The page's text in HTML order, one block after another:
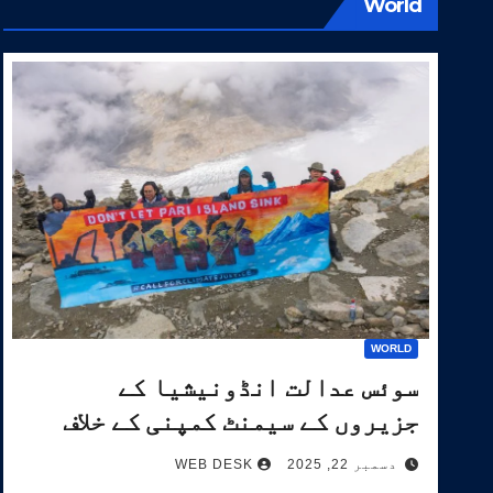
World
WORLD
سوئس عدالت انڈونیشیا کے
جزیروں کے سیمنٹ کمپنی کے خلاف
آب و ہوا کیس کی سماعت کرے گی۔
دسمبر 22, 2025 WEB DESK